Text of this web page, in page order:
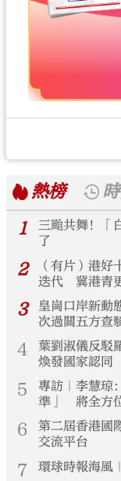
熱榜
1
三颱共舞！「
了
2
（有片）港
迭代 冀港青
3
皇崗口岸新動
次過關五方查
4
葉劉淑儀反駁
煥發國家認同
5
專訪｜李慧琼
準」 將全方
6
第二屆香港國
交流平台
7 環球時報海風